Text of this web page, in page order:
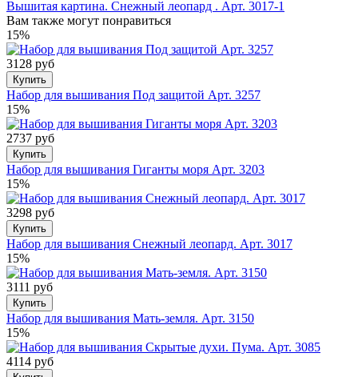
Вышитая картина. Снежный леопард . Арт. 3017-1
Вам также могут понравиться
15%
3128 руб
Купить
Набор для вышивания Под защитой Арт. 3257
15%
2737 руб
Купить
Набор для вышивания Гиганты моря Арт. 3203
15%
3298 руб
Купить
Набор для вышивания Снежный леопард. Арт. 3017
15%
3111 руб
Купить
Набор для вышивания Мать-земля. Арт. 3150
15%
4114 руб